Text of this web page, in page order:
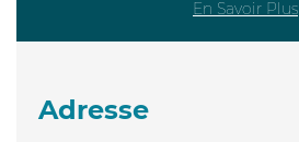
En Savoir Plus
Adresse